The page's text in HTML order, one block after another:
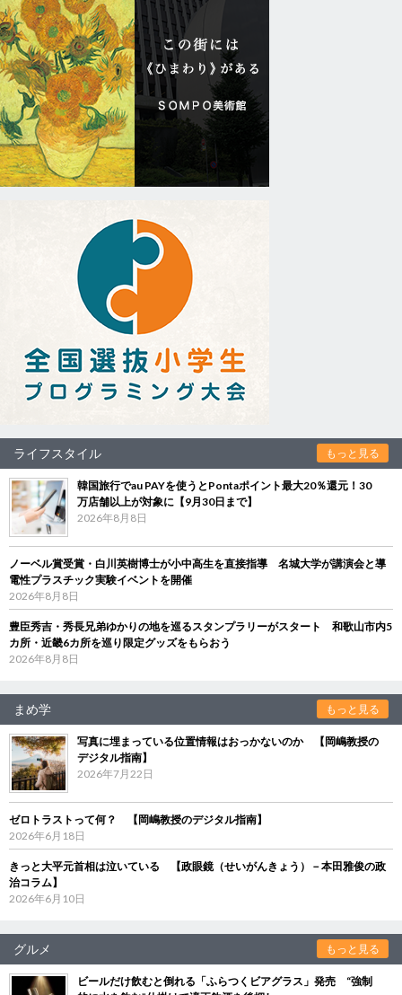
ライフスタイル もっと見る
韓国旅行でau PAYを使うとPontaポイント最大20％還元！30
万店舗以上が対象に【9月30日まで】
2026年8月8日
ノーベル賞受賞・白川英樹博士が小中高生を直接指導 名城大学が講演会と導
電性プラスチック実験イベントを開催
2026年8月8日
豊臣秀吉・秀長兄弟ゆかりの地を巡るスタンプラリーがスタート 和歌山市内5
カ所・近畿6カ所を巡り限定グッズをもらおう
2026年8月8日
まめ学 もっと見る
写真に埋まっている位置情報はおっかないのか 【岡嶋教授の
デジタル指南】
2026年7月22日
ゼロトラストって何？ 【岡嶋教授のデジタル指南】
2026年6月18日
きっと大平元首相は泣いている 【政眼鏡（せいがんきょう）－本田雅俊の政
治コラム】
2026年6月10日
グルメ もっと見る
ビールだけ飲むと倒れる「ふらつくビアグラス」発売 “強制